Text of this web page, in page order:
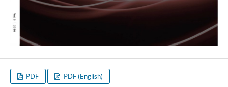
PDF PDF (English)